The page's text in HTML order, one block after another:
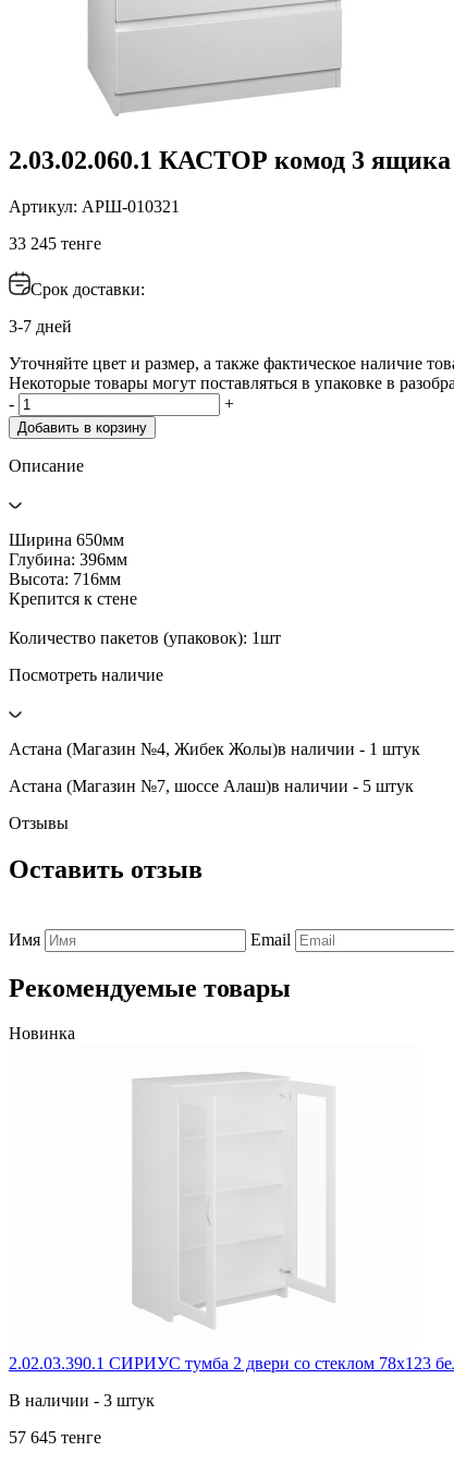
2.03.02.060.1 КАСТОР комод 3
Артикул: АРШ-010321
33 245 тенге
Срок доставки:
3-7 дней
Уточняйте цвет и размер, а также фактическое наличие
Некоторые товары могут поставляться в упаковке в
-
+
Добавить в корзину
Описание
Ширина 650мм
Глубина: 396мм
Высота: 716мм
Крепится к стене
Количество пакетов (упаковок): 1шт
Посмотреть наличие
Астана (Магазин №4, Жибек Жолы)в наличии - 1 штук
Астана (Магазин №7, шоссе Алаш)в наличии - 5 штук
Отзывы
Оставить отзыв
Имя Email
Рекомендуемые товары
Новинка
2.02.03.390.1 СИРИУС тумба 2 двери со стеклом 78х123
В наличии - 3 штук
57 645 тенге